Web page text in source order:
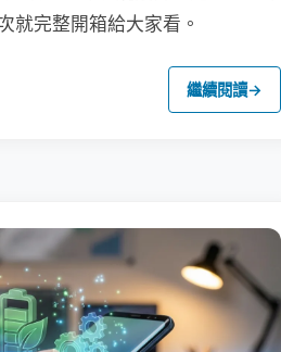
就完整開箱給大家看。
繼續閱讀→